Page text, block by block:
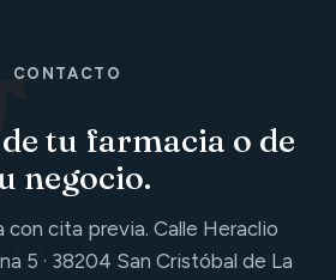
CONTACTO
tu farmacia o de
negocio.
con cita previa. Calle Heraclio
5 · 38204 San Cristóbal de La